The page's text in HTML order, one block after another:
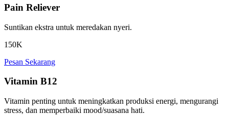
Pain Reliever
Suntikan ekstra untuk meredakan nyeri.
150K
Pesan Sekarang
Vitamin B12
Vitamin penting untuk meningkatkan produksi energi, mengurangi
stress, dan memperbaiki mood/suasana hati.